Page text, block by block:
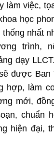
làm việc,
học
nhất
trình,
dạy
được Ban
hợp, làm
mới,
chuẩn
hiện đại,